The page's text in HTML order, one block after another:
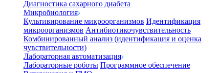
Диагностика сахарного диабета
Микробиология
Культивирование микроорганизмов Идентификация
микроорганизмов Антибиотикочувствительность
Комбинированный анализ (идентификация и оценка
чувствительности)
Лабораторная автоматизация
Лабораторные роботы Программное обеспечение